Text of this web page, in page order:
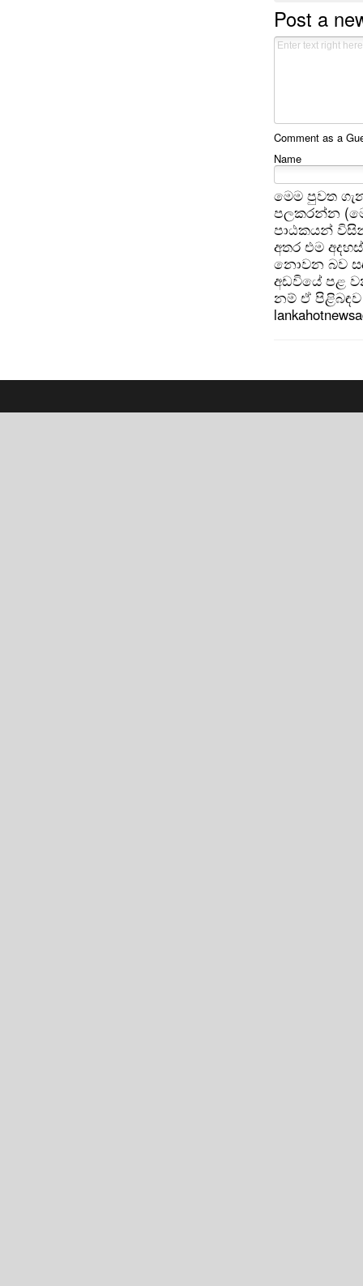
Post a
Comment as a
Name
මෙම පුවත
පලකරන්න
පාඨකයන්
අතර එම
නොවන බව
අඩවියේ පළ
නම් ඒ පිළිබඳව